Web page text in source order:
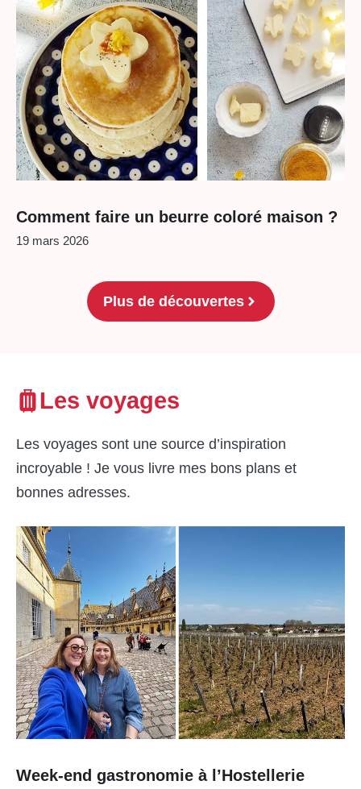
Comment faire un beurre coloré maison ?
19 mars 2026
Plus de découvertes
Les voyages
Les voyages sont une source d’inspiration
incroyable ! Je vous livre mes bons plans et
bonnes adresses.
Week-end gastronomie à l’Hostellerie